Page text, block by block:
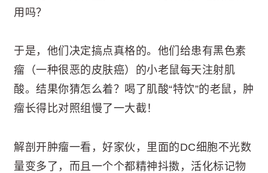
用吗？
于是，他们决定搞点真格的。他们给患有黑色素
瘤（一种很恶的皮肤癌）的小老鼠每天注射肌
酸。结果你猜怎么着？喝了肌酸“特饮”的老鼠，肿
瘤长得比对照组慢了一大截！
解剖开肿瘤一看，好家伙，里面的DC细胞不光数
量变多了，而且一个个都精神抖擞，活化标记物